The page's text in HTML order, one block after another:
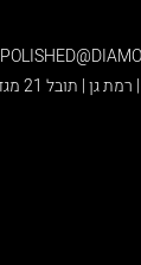
21 מגדל היהלום